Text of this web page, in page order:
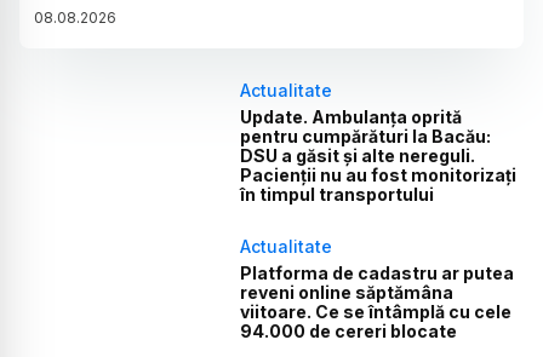
08.08.2026
Actualitate
Update. Ambulanța oprită
pentru cumpărături la Bacău:
DSU a găsit și alte nereguli.
Pacienții nu au fost monitorizați
în timpul transportului
Actualitate
Platforma de cadastru ar putea
reveni online săptămâna
viitoare. Ce se întâmplă cu cele
94.000 de cereri blocate